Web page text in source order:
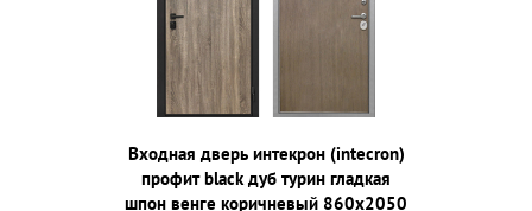
Входная дверь интекрон (intecron)
профит black дуб турин гладкая
шпон венге коричневый 860х2050